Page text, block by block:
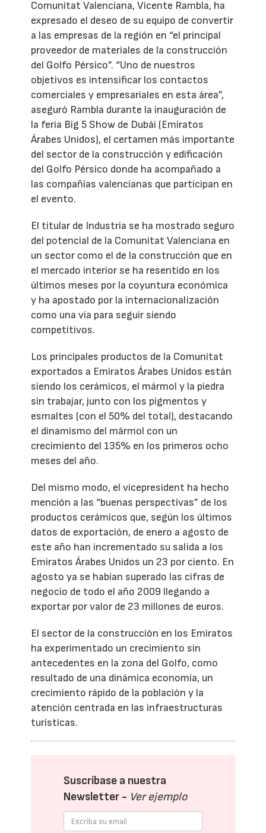
Comunitat Valenciana, Vicente Rambla, ha
expresado el deseo de su equipo de convertir
a las empresas de la región en “el principal
proveedor de materiales de la construcción
del Golfo Pérsico”. “Uno de nuestros
objetivos es intensificar los contactos
comerciales y empresariales en esta área”,
aseguró Rambla durante la inauguración de
la feria Big 5 Show de Dubái (Emiratos
Árabes Unidos), el certamen más importante
del sector de la construcción y edificación
del Golfo Pérsico donde ha acompañado a
las compañías valencianas que participan en
el evento.
El titular de Industria se ha mostrado seguro
del potencial de la Comunitat Valenciana en
un sector como el de la construcción que en
el mercado interior se ha resentido en los
últimos meses por la coyuntura económica
y ha apostado por la internacionalización
como una vía para seguir siendo
competitivos.
Los principales productos de la Comunitat
exportados a Emiratos Árabes Unidos están
siendo los cerámicos, el mármol y la piedra
sin trabajar, junto con los pigmentos y
esmaltes (con el 50% del total), destacando
el dinamismo del mármol con un
crecimiento del 135% en los primeros ocho
meses del año.
Del mismo modo, el vicepresident ha hecho
mención a las “buenas perspectivas” de los
productos cerámicos que, según los últimos
datos de exportación, de enero a agosto de
este año han incrementado su salida a los
Emiratos Árabes Unidos un 23 por ciento. En
agosto ya se habían superado las cifras de
negocio de todo el año 2009 llegando a
exportar por valor de 23 millones de euros.
El sector de la construcción en los Emiratos
ha experimentado un crecimiento sin
antecedentes en la zona del Golfo, como
resultado de una dinámica economía, un
crecimiento rápido de la población y la
atención centrada en las infraestructuras
turísticas.
Suscríbase a nuestra
Newsletter - Ver ejemplo